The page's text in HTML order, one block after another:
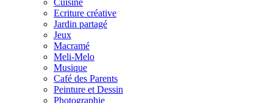
Cuisine
Ecriture créative
Jardin partagé
Jeux
Macramé
Meli-Melo
Musique
Café des Parents
Peinture et Dessin
Photographie